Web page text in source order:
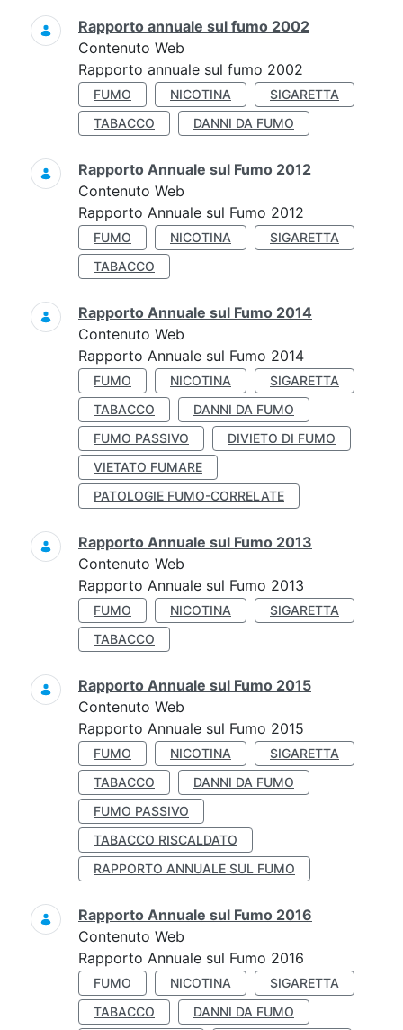
Rapporto annuale sul fumo 2002
Contenuto Web
Rapporto annuale sul fumo 2002
FUMO NICOTINA
SIGARETTA
TABACCO
DANNI DA FUMO
Rapporto Annuale sul Fumo 2012
Contenuto Web
Rapporto Annuale sul Fumo 2012
FUMO NICOTINA
SIGARETTA
TABACCO
Rapporto Annuale sul Fumo 2014
Contenuto Web
Rapporto Annuale sul Fumo 2014
FUMO NICOTINA
SIGARETTA
TABACCO
DANNI DA FUMO
FUMO PASSIVO
DIVIETO DI FUMO
VIETATO FUMARE
PATOLOGIE FUMO-CORRELATE
Rapporto Annuale sul Fumo 2013
Contenuto Web
Rapporto Annuale sul Fumo 2013
FUMO NICOTINA
SIGARETTA
TABACCO
Rapporto Annuale sul Fumo 2015
Contenuto Web
Rapporto Annuale sul Fumo 2015
FUMO NICOTINA
SIGARETTA
TABACCO
DANNI DA FUMO
FUMO PASSIVO
TABACCO RISCALDATO
RAPPORTO ANNUALE SUL FUMO
Rapporto Annuale sul Fumo 2016
Contenuto Web
Rapporto Annuale sul Fumo 2016
FUMO NICOTINA
SIGARETTA
TABACCO
DANNI DA FUMO